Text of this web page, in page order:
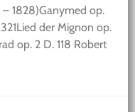
– 1828)Ganymed op.
der Mignon op.
op. 2 D. 118 Robert